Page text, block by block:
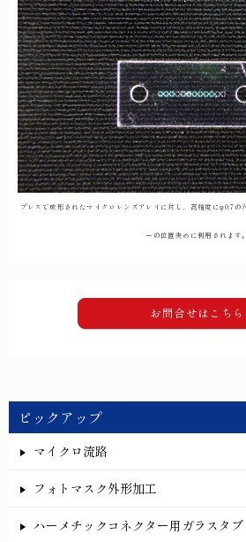
プレスで成形されたマイクロレンズアレイに対し、高精度にφ0.7の
ーの位置決めに利用されます。
お問合せはこちら
ピックアップ
マイクロ流路
フォトマスク外形加工
ハーメチックコネクター用ガラスタブ